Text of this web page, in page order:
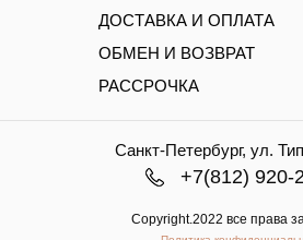
ДОСТАВКА И ОПЛАТА
ОБМЕН И ВОЗВРАТ
РАССРОЧКА
Санкт-Петербург, ул.
+7(812) 920-
Copyright.2022 все права